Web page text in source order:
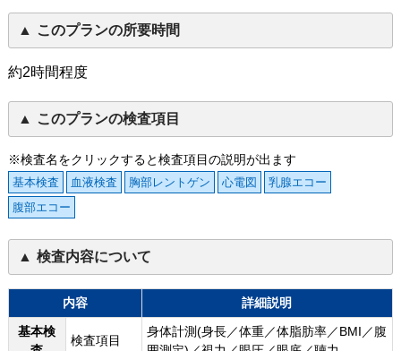
このプランの所要時間
約2時間程度
このプランの検査項目
※検査名をクリックすると検査項目の説明が出ます
基本検査 血液検査 胸部レントゲン 心電図
乳腺エコー
腹部エコー
検査内容について
内容
詳細説明
基本検
検査項目
身体計測(身長／体重／体脂肪率／BMI／腹